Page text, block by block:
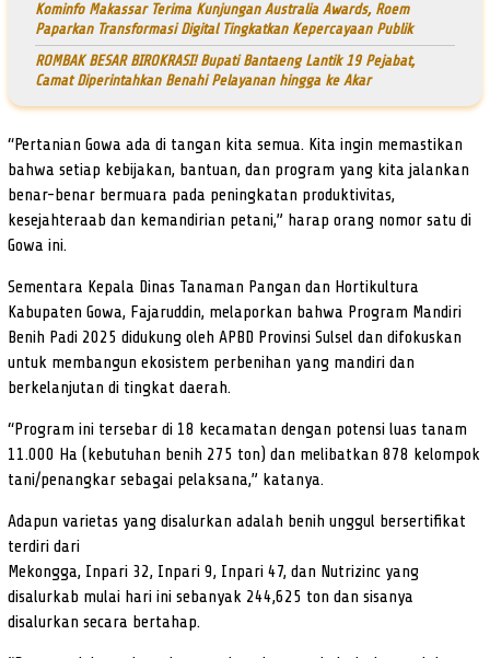
Kominfo Makassar Terima Kunjungan Australia Awards, Roem
Paparkan Transformasi Digital Tingkatkan Kepercayaan Publik
ROMBAK BESAR BIROKRASI! Bupati Bantaeng Lantik 19 Pejabat,
Camat Diperintahkan Benahi Pelayanan hingga ke Akar
“Pertanian Gowa ada di tangan kita semua. Kita ingin memastikan
bahwa setiap kebijakan, bantuan, dan program yang kita jalankan
benar-benar bermuara pada peningkatan produktivitas,
kesejahteraab dan kemandirian petani,” harap orang nomor satu di
Gowa ini.
Sementara Kepala Dinas Tanaman Pangan dan Hortikultura
Kabupaten Gowa, Fajaruddin, melaporkan bahwa Program Mandiri
Benih Padi 2025 didukung oleh APBD Provinsi Sulsel dan difokuskan
untuk membangun ekosistem perbenihan yang mandiri dan
berkelanjutan di tingkat daerah.
“Program ini tersebar di 18 kecamatan dengan potensi luas tanam
11.000 Ha (kebutuhan benih 275 ton) dan melibatkan 878 kelompok
tani/penangkar sebagai pelaksana,” katanya.
Adapun varietas yang disalurkan adalah benih unggul bersertifikat
terdiri dari
Mekongga, Inpari 32, Inpari 9, Inpari 47, dan Nutrizinc yang
disalurkab mulai hari ini sebanyak 244,625 ton dan sisanya
disalurkan secara bertahap.